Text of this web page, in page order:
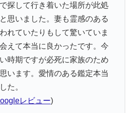
探して行き着いた場所が此処
思いました。妻も霊感のある
れていたりもして驚いていま
えて本当に良かったです。今
時期ですが必死に家族のため
います。愛情のある鑑定本当
た。
レビュー)